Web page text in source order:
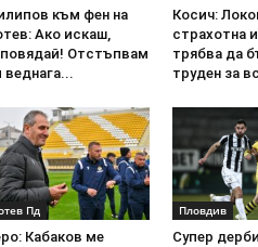
към фен на
Ако искаш,
Отстъпвам
веднага...
Косич:
страхотна
трябва да
труден за
Пд
Кабаков ме
Пловдив
Супер